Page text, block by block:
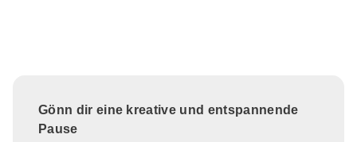
Gönn dir eine kreative und entspannende
Pause